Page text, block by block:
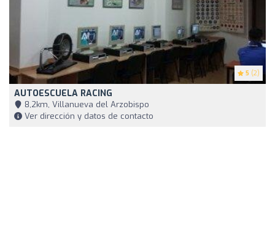
5 (2)
AUTOESCUELA RACING
8,2km, Villanueva del Arzobispo
Ver dirección y datos de contacto